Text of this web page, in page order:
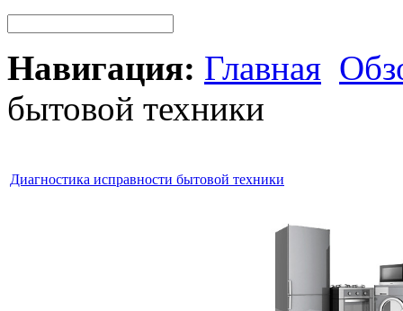
Навигация: Главная
бытовой техники
Диагностика исправности бытовой техники